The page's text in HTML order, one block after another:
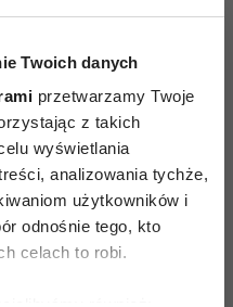
Twoich danych
przetwarzamy Twoje
z takich
wyświetlania
analizowania tychże,
użytkowników i
odnośnie tego, kto
celach to robi.
-
szczęścia. Miłość
rzędzie.
-
szczęśliwych,
tym wyższy